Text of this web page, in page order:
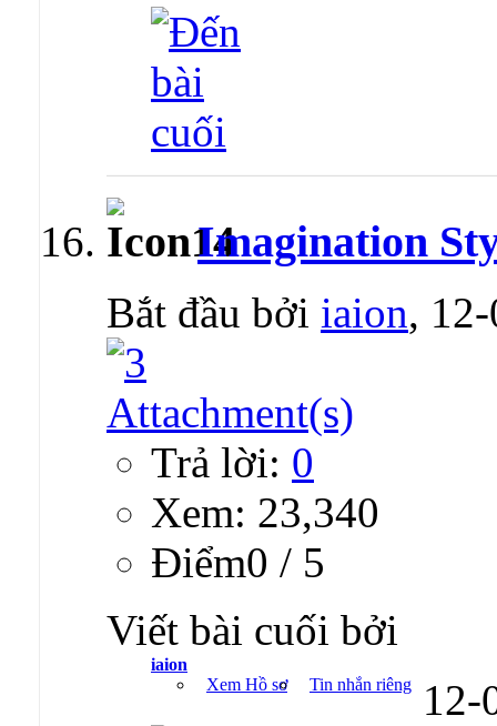
Imagination
Bắt đầu bởi iaion,
Trả lời: 0
Xem: 23,340
Ðiểm0 / 5
Viết bài cuối bởi
iaion
Xem Hồ sơ
Tin nhắn riêng